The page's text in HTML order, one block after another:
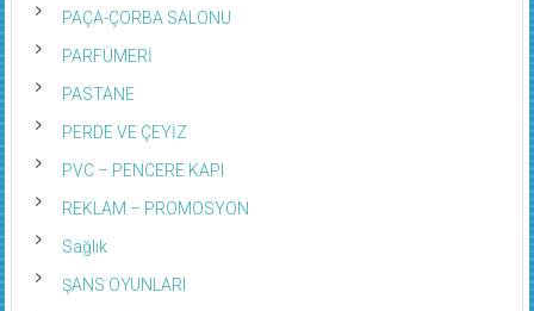
PAÇA-ÇORBA SALONU
PARFÜMERİ
PASTANE
PERDE VE ÇEYİZ
PVC – PENCERE KAPI
REKLAM – PROMOSYON
Sağlık
ŞANS OYUNLARI